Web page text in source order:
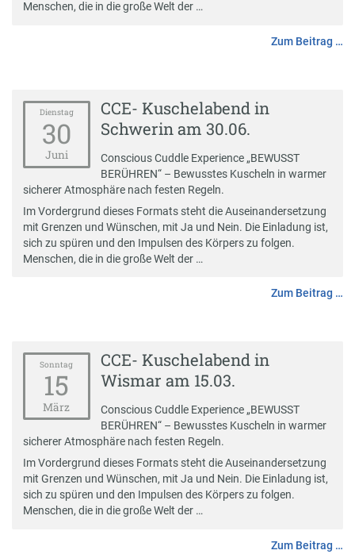
Menschen, die in die große Welt der …
Zum Beitrag …
Dienstag
30
Juni
CCE- Kuschelabend in
Schwerin am 30.06.
Conscious Cuddle Experience „BEWUSST
BERÜHREN“ – Bewusstes Kuscheln in warmer
sicherer Atmosphäre nach festen Regeln.
Im Vordergrund dieses Formats steht die Auseinandersetzung
mit Grenzen und Wünschen, mit Ja und Nein. Die Einladung ist,
sich zu spüren und den Impulsen des Körpers zu folgen.
Menschen, die in die große Welt der …
Zum Beitrag …
Sonntag
15
März
CCE- Kuschelabend in
Wismar am 15.03.
Conscious Cuddle Experience „BEWUSST
BERÜHREN“ – Bewusstes Kuscheln in warmer
sicherer Atmosphäre nach festen Regeln.
Im Vordergrund dieses Formats steht die Auseinandersetzung
mit Grenzen und Wünschen, mit Ja und Nein. Die Einladung ist,
sich zu spüren und den Impulsen des Körpers zu folgen.
Menschen, die in die große Welt der …
Zum Beitrag …